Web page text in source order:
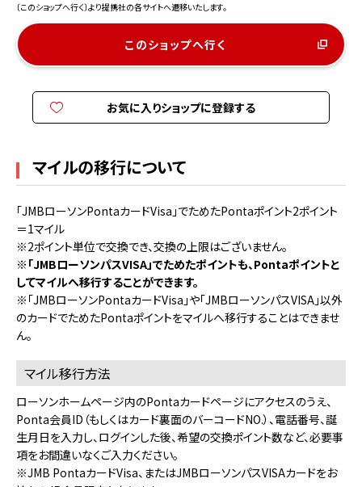
〔このショップへ行く〕より提携社の各サイトへ遷移いたします。
このショップへ行く
お気に入りショップに登録する
マイルの移行について
「JMBローソンPontaカードVisa」でためたPontaポイント2ポイント
＝1マイル
※2ポイント単位で交換でき、交換の上限はございません。
※「JMBローソンパスVISA」でためたポイントも、Pontaポイントと
してマイルへ移行することができます。
※「JMBローソンPontaカードVisa」や「JMBローソンパスVISA」以外
のカードでためたPontaポイントをマイルへ移行することはできませ
ん。
マイル移行方法
ローソンホームページ内のPontaカードページにアクセスのうえ、
Ponta会員ID（もしくはカード裏面のバーコードNO.）、電話番号、誕
生月日を入力し、ログインした後、希望の交換ポイント数など、必要事
項をお間違いなくご入力ください。
※JMB PontaカードVisa、またはJMBローソンパスVISAカードをお